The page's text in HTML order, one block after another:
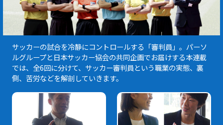
サッカーの試合を冷静にコントロールする「審判員」。パーソ
ルグループと日本サッカー協会の共同企画でお届けする本連載
では、全6回に分けて、サッカー審判員という職業の実態、裏
側、苦労などを解剖していきます。